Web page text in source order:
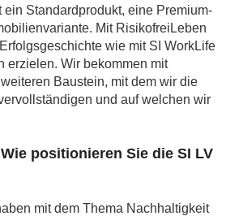
ein Standardprodukt, eine Premium-
Mit RisikofreiLeben
wie mit SI WorkLife
erzielen. Wir bekommen mit
Baustein, mit dem wir die
und auf welchen wir
positionieren Sie die SI LV
mit dem Thema Nachhaltigkeit